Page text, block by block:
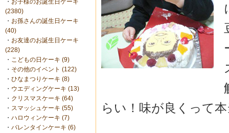
・ お子様のお誕生日ケーキ
(2380)
・ お孫さんの誕生日ケーキ
(40)
・ お友達のお誕生日ケーキ
(228)
・ こどもの日ケーキ (9)
・ その他のイベント (122)
・ ひなまつりケーキ (8)
・ ウエディングケーキ (13)
・ クリスマスケーキ (64)
・ スマッシュケーキ (55)
・ ハロウィンケーキ (7)
・ バレンタインケーキ (6)
らい！味が良くって